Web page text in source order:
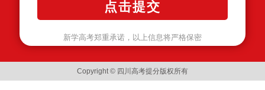
新学高考郑重承诺，以上信息将严格保密
Copyright © 四川高考提分版权所有